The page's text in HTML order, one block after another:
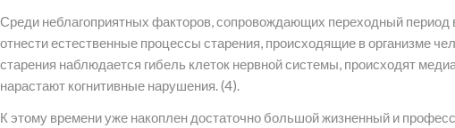
Среди неблагоприятных факторов, сопровождающих переходный
отнести естественные процессы старения, происходящие в организме
старения наблюдается гибель клеток нервной системы, происходят
нарастают когнитивные нарушения. (4).
К этому времени уже накоплен достаточно большой жизненный и